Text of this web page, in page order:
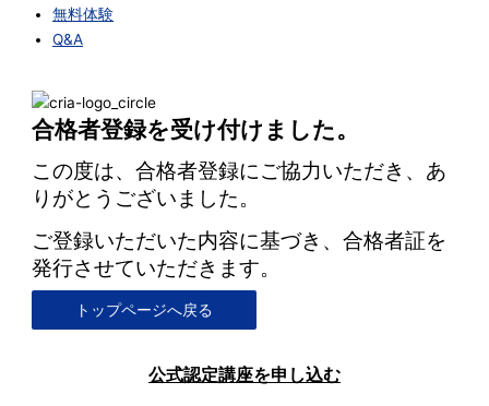
無料体験
Q&A
合格者登録を受け付けました。
この度は、合格者登録にご協力いただき、あ
りがとうございました。
ご登録いただいた内容に基づき、合格者証を
発行させていただきます。
トップページへ戻る
公式認定講座を申し込む